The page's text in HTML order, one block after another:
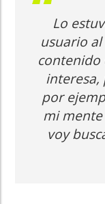
Lo
usuario
contenido
interesa,
por
mi
voy